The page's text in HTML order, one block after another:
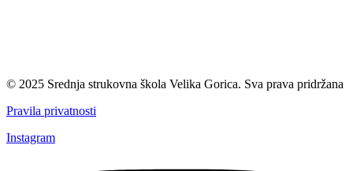
© 2025 Srednja strukovna škola Velika Gorica. Sva prava pridržana
Pravila privatnosti
Instagram